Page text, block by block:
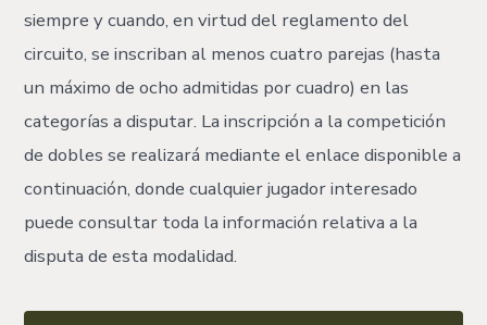
siempre y cuando, en virtud del reglamento del
circuito, se inscriban al menos cuatro parejas (hasta
un máximo de ocho admitidas por cuadro) en las
categorías a disputar. La inscripción a la competición
de dobles se realizará mediante el enlace disponible a
continuación, donde cualquier jugador interesado
puede consultar toda la información relativa a la
disputa de esta modalidad.